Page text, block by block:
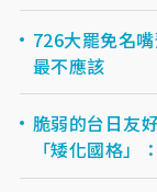
726大罷免名
最不應該
脆弱的台日友
「矮化國格」